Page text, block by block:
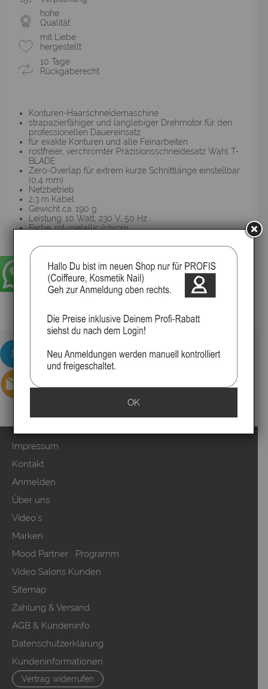
hohe
Qualität
mit Liebe
hergestellt
10 Tage
Rückgaberecht
Konturen-Haarschneidemaschine
strapazierfähiger und langlebiger Drehmotor für den
professionellen Dauereinsatz
für exakte Konturen und alle Feinarbeiten
rostfreier, verchromter Präzisionsschneidesatz Wahl T-
BLADE
Zero-Overlap für extrem kurze Schnittlänge einstellbar
(0,4 mm)
Netzbetrieb
2,3 m Kabel
Gewicht ca. 190 g
Leistung: 10 Watt, 230 V, 50 Hz
Farbe: rot-metallic/chrom
Zubehör:
inkl. 3 Aufsteckkämme (3 mm, 6 mm, 10 mm)
inkl. Etui
inkl. Reinigungspinsel und Öl
inkl. Messerschutz
Impressum
Kontakt
Anmelden
Über uns
Video`s
Marken
Mood Partner Programm
Video Salons Kunden
Sitemap
Zahlung & Versand
AGB & Kundeninfo
Datenschutzerklärung
Kundeninformationen
Vertrag widerrufen
OK